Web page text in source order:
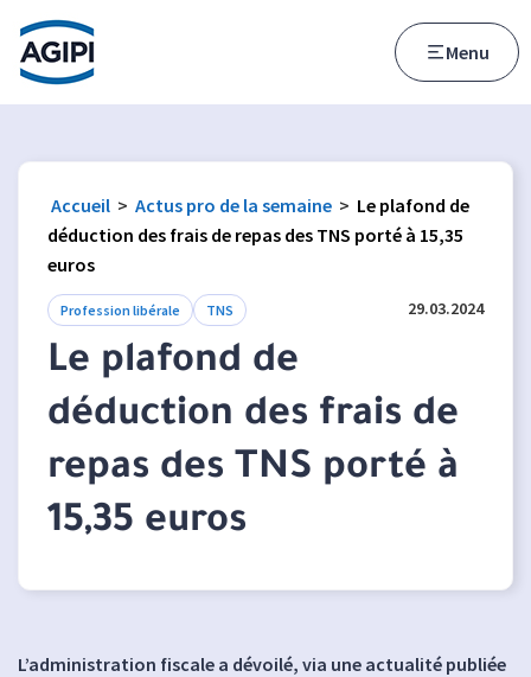
Accès au menu
Accès au contenu principal
Menu
Accueil > Actus pro de la semaine > Le plafond de
déduction des frais de repas des TNS porté à 15,35
euros
Profession libérale TNS 29.03.2024
Le plafond de
déduction des frais de
repas des TNS porté à
15,35 euros
L’administration fiscale a dévoilé, via une actualité publiée